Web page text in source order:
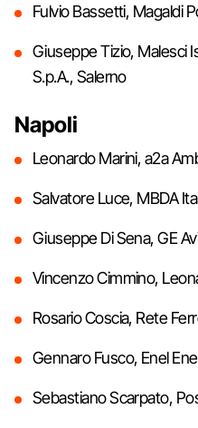
Fulvio Bassetti, Magaldi
Giuseppe Tizio, Malesci
S.p.A., Salerno
Napoli
Leonardo Marini, a2a
Salvatore Luce, MBDA
Giuseppe Di Sena, GE
Vincenzo Cimmino,
Rosario Coscia, Rete
Gennaro Fusco, Enel
Sebastiano Scarpato,